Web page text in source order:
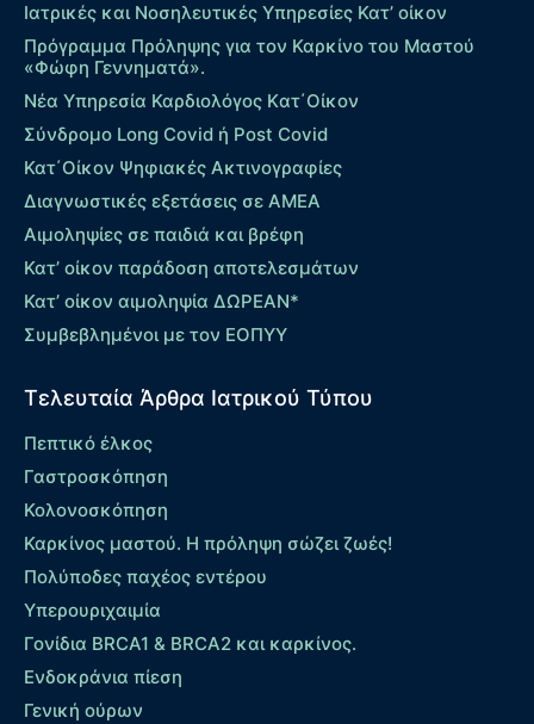
Ιατρικές και Νοσηλευτικές Υπηρεσίες Κατ’ οίκον
Πρόγραμμα Πρόληψης για τον Καρκίνο του Μαστού
«Φώφη Γεννηματά».
Νέα Υπηρεσία Καρδιολόγος Kατ΄Οίκον
Σύνδρομο Long Covid ή Post Covid
Κατ΄Οίκον Ψηφιακές Ακτινογραφίες
Διαγνωστικές εξετάσεις σε ΑΜΕΑ
Αιμοληψίες σε παιδιά και βρέφη
Κατ’ οίκον παράδοση αποτελεσμάτων
Κατ’ οίκον αιμοληψία ΔΩΡΕΑΝ*
Συμβεβλημένοι με τον ΕΟΠΥΥ
Τελευταία Άρθρα Ιατρικού Τύπου
Πεπτικό έλκος
Γαστροσκόπηση
Κολονοσκόπηση
Καρκίνος μαστού. Η πρόληψη σώζει ζωές!
Πολύποδες παχέος εντέρου
Yπερουριχαιμία
Γονίδια BRCA1 & BRCA2 και καρκίνος.
Ενδοκράνια πίεση
Γενική ούρων